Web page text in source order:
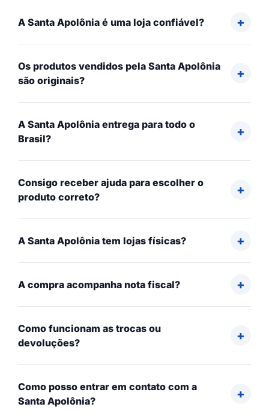
A Santa Apolônia é uma loja confiável?
Os produtos vendidos pela Santa Apolônia
são originais?
A Santa Apolônia entrega para todo o
Brasil?
Consigo receber ajuda para escolher o
produto correto?
A Santa Apolônia tem lojas físicas?
A compra acompanha nota fiscal?
Como funcionam as trocas ou
devoluções?
Como posso entrar em contato com a
Santa Apolônia?